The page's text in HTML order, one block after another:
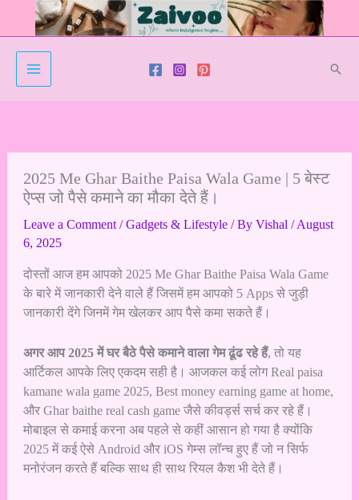
2025 Me Ghar Baithe Paisa Wala Game | 5 बेस्ट
ऐप्स जो पैसे कमाने का मौका देते हैं।
Leave a Comment /Gadgets & Lifestyle/ By Vishal /August
6, 2025
दोस्तों आज हम आपको 2025 Me Ghar Baithe Paisa Wala Game
के बारे में जानकारी देने वाले हैं जिसमें हम आपको 5 Apps से जुड़ी
जानकारी देंगे जिनमें गेम खेलकर आप पैसे कमा सकते हैं।
अगर आप 2025 में घर बैठे पैसे कमाने वाला गेम ढूंढ रहे हैं, तो यह
आर्टिकल आपके लिए एकदम सही है। आजकल कई लोग Real paisa
kamane wala game 2025, Best money earning game at home,
और Ghar baithe real cash game जैसे कीवर्ड्स सर्च कर रहे हैं।
मोबाइल से कमाई करना अब पहले से कहीं आसान हो गया है क्योंकि
2025 में कई ऐसे Android और iOS गेम्स लॉन्च हुए हैं जो न सिर्फ
मनोरंजन करते हैं बल्कि साथ ही साथ रियल कैश भी देते हैं।